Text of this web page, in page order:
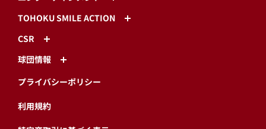
TOHOKU SMILE ACTION
CSR
球団情報
プライバシーポリシー
利用規約